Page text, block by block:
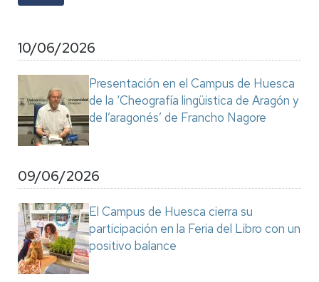
10/06/2026
Presentación en el Campus de Huesca
de la ‘Cheografía lingüistica de Aragón y
de l’aragonés’ de Francho Nagore
09/06/2026
El Campus de Huesca cierra su
participación en la Feria del Libro con un
positivo balance